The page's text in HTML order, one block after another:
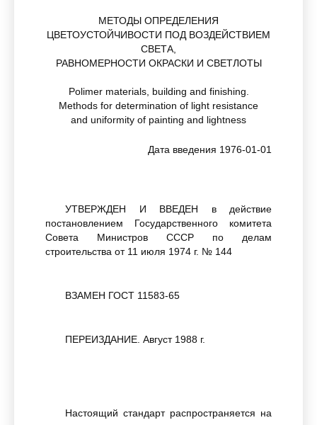
МЕТОДЫ ОПРЕДЕЛЕНИЯ
ЦВЕТОУСТОЙЧИВОСТИ ПОД ВОЗДЕЙСТВИЕМ
СВЕТА,
РАВНОМЕРНОСТИ ОКРАСКИ И СВЕТЛОТЫ
Polimer materials, building and finishing.
Methods for determination of light resistance
аnd uniformity of painting and lightness
Дата введения 1976-01-01
УТВЕРЖДЕН И ВВЕДЕН в действие
постановлением Государственного комитета
Совета Министров СССР по делам
строительства от 11 июля 1974 г. № 144
ВЗАМЕН ГОСТ 11583-65
ПЕРЕИЗДАНИЕ. Август 1988 г.
Настоящий стандарт распространяется на